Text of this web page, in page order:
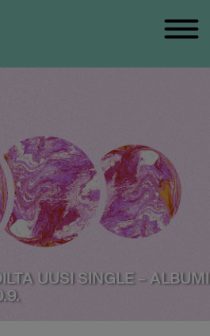
UUSI SINGLE – ALBUMI